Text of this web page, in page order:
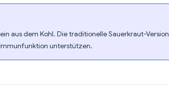
aus dem Kohl. Die traditionelle Sauerkraut-Version
unterstützen.